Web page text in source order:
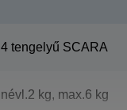
4 tengelyű SCARA
névl.2 kg, max.6 kg